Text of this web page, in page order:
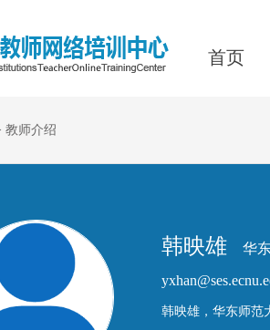
首页
教师介绍
韩映雄 华
韩映雄，华东师范